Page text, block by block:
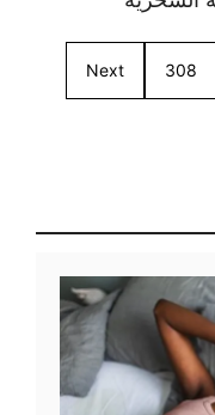
308
Next